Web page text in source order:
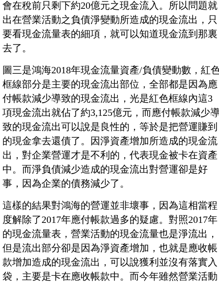
會在稅前只剩下約20億元之現金流入。所以問題就
出在營業活動之負債淨變動所造成的現金流出，只
要看現金流量表的細項，就可以知道現金流到那裏
去了。
圖三是鴻海2018年現金流量資產/負債變動數，紅
框線部分是主要的現金流出部位，全部都是因為應
付帳款減少導致的現金流出，光是紅色框線內這3
項現金流出就佔了約3,125億元，而應付帳款減少
致的現金流出可以說是良性的，等於是把營運賺到
的現金拿去還債了。因淨資產增加所造成的現金流
出，對企業營運才是不利的，代表現金被卡在資產
中。而淨負債減少造成的現金流出對營運卻是好
事，因為企業的債務減少了。
這樣的結果對鴻海的營運並非壞事，因為這相當程
度解除了2017年應付帳款過多的疑慮。對照2017年
的現金流量表，營業活動的現金流量也是淨流出，
但是流出部分卻是因為淨資產增加，也就是應收帳
款增加造成的現金流出，可以說獲利並沒有落實入
袋，主要是卡在應收帳款中。而今年雖然營業活動